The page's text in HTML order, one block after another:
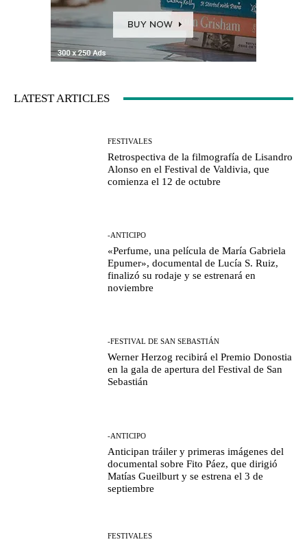
LATEST ARTICLES
FESTIVALES
Retrospectiva de la filmografía de Lisandro
Alonso en el Festival de Valdivia, que
comienza el 12 de octubre
-ANTICIPO
«Perfume, una película de María Gabriela
Epumer», documental de Lucía S. Ruiz,
finalizó su rodaje y se estrenará en
noviembre
-FESTIVAL DE SAN SEBASTIÁN
Werner Herzog recibirá el Premio Donostia
en la gala de apertura del Festival de San
Sebastián
-ANTICIPO
Anticipan tráiler y primeras imágenes del
documental sobre Fito Páez, que dirigió
Matías Gueilburt y se estrena el 3 de
septiembre
FESTIVALES